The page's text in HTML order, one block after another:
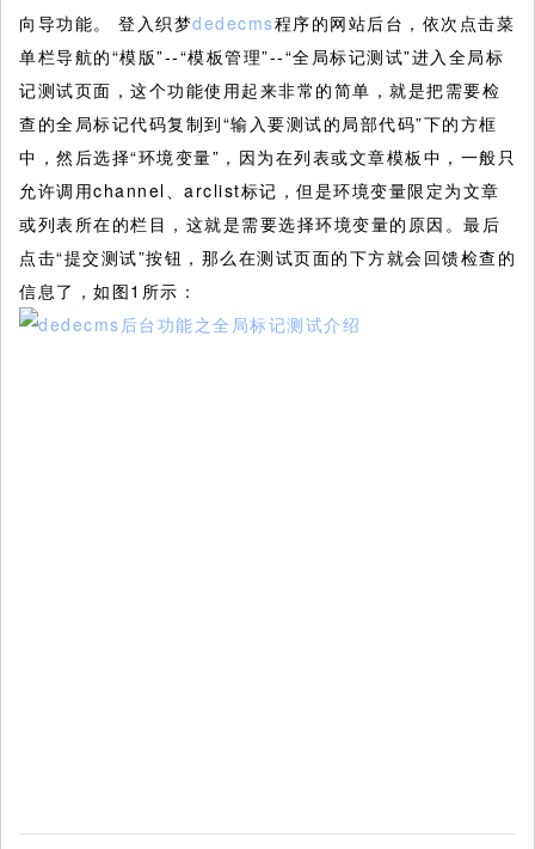
向导功能。
登入织梦dedecms程序的网站后台，依次点击菜
单栏导航的“模版”--“模板管理”--“全局标记测试”进入全局标
记测试页面，这个功能使用起来非常的简单，就是把需要检
查的全局标记代码复制到“输入要测试的局部代码”下的方框
中，然后选择“环境变量”，因为在列表或文章模板中，一般只
允许调用channel、arclist标记，但是环境变量限定为文章
或列表所在的栏目，这就是需要选择环境变量的原因。最后
点击“提交测试”按钮，那么在测试页面的下方就会回馈检查的
信息了，如图1所示：